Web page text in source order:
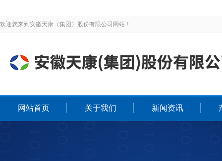
欢迎您来到安徽天康（集团）股份有限公司网站！
网站首页 关于我们 新闻资讯